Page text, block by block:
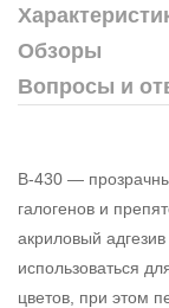
Обзоры
Вопросы и
B-430 —
галогенов и
акриловый
использоваться
цветов, при этом